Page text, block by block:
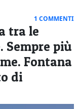
1 COMMENTI
tra le
Sempre più
Fontana
di